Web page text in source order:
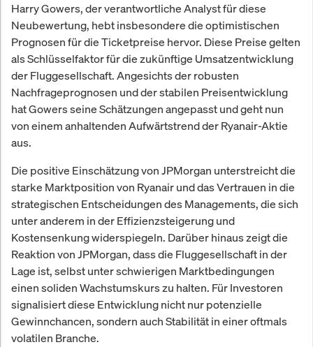
Harry Gowers, der verantwortliche Analyst für diese
Neubewertung, hebt insbesondere die optimistischen
Prognosen für die Ticketpreise hervor. Diese Preise gelten
als Schlüsselfaktor für die zukünftige Umsatzentwicklung
der Fluggesellschaft. Angesichts der robusten
Nachfrageprognosen und der stabilen Preisentwicklung
hat Gowers seine Schätzungen angepasst und geht nun
von einem anhaltenden Aufwärtstrend der Ryanair-Aktie
aus.
Die positive Einschätzung von JPMorgan unterstreicht die
starke Marktposition von Ryanair und das Vertrauen in die
strategischen Entscheidungen des Managements, die sich
unter anderem in der Effizienzsteigerung und
Kostensenkung widerspiegeln. Darüber hinaus zeigt die
Reaktion von JPMorgan, dass die Fluggesellschaft in der
Lage ist, selbst unter schwierigen Marktbedingungen
einen soliden Wachstumskurs zu halten. Für Investoren
signalisiert diese Entwicklung nicht nur potenzielle
Gewinnchancen, sondern auch Stabilität in einer oftmals
volatilen Branche.